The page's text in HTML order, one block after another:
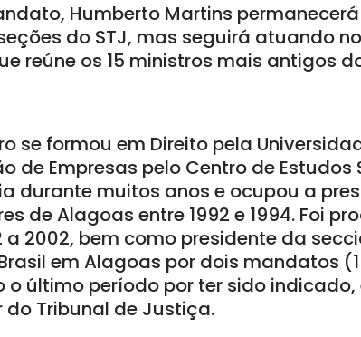
Humberto Martins
do STJ, mas seguirá atuando
reúne os 15 ministros mais antigos
se formou em Direito pela
de Empresas pelo Centro de Estudos
durante muitos anos e ocupou a
de Alagoas entre 1992 e 1994. Foi
2002, bem como presidente da
em Alagoas por dois mandatos
o último período por ter sido indicado,
Tribunal de Justiça.